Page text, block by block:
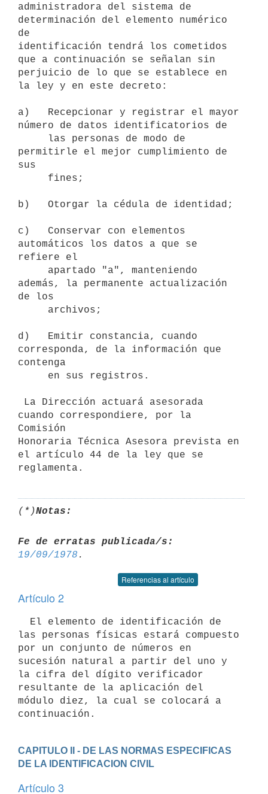
administradora del sistema de
determinación del elemento numérico
de
identificación tendrá los cometidos
que a continuación se señalan sin
perjuicio de lo que se establece en
la ley y en este decreto:
a)   Recepcionar y registrar el mayor
número de datos identificatorios de
permitirle el mejor cumplimiento de
sus
b)   Otorgar la cédula de identidad;
c)   Conservar con elementos
automáticos los datos a que se
refiere el
además, la permanente actualización
de los
d)   Emitir constancia, cuando
corresponda, de la información que
contenga
cuando correspondiere, por la
Comisión
Honoraria Técnica Asesora prevista en
el artículo 44 de la ley que se
(*)Notas:
Fe de erratas publicada/s:
19/09/1978
Referencias al artículo
Artículo 2
las personas físicas estará compuesto
por un conjunto de números en
sucesión natural a partir del uno y
la cifra del dígito verificador
resultante de la aplicación del
módulo diez, la cual se colocará a
continuación.
CAPITULO II - DE LAS NORMAS ESPECIFICAS
DE LA IDENTIFICACION CIVIL
Artículo 3